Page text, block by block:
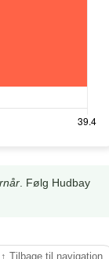
. Følg Hudbay
↑ Tilbage til navigation